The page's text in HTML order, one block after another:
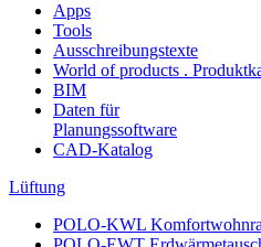
Apps
Tools
Ausschreibungstexte
World of products .
BIM
Daten für
Planungssoftware
CAD-Katalog
Lüftung
POLO-KWL